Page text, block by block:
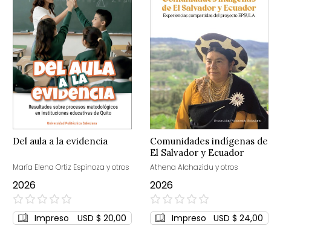
Del aula a la evidencia
María Elena Ortiz Espinoza y otros
2026
0%
Impreso USD $ 20,00
Comunidades indígenas de
El Salvador y Ecuador
Athena Alchazidu y otros
2026
0%
Impreso
USD $ 24,00